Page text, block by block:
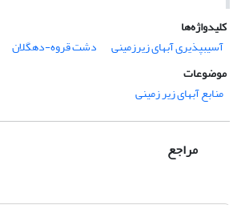
کلیدواژه‌ها
آسیب‏پذیری آب‏های زیرزمینی
دشت قروه-دهگلان
موضوعات
منابع آبهای زیر زمینی
مراجع